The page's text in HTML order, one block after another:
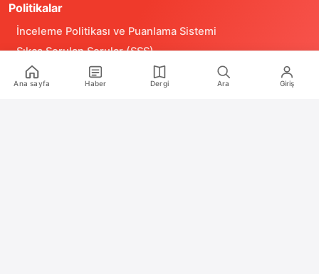
Politikalar
İnceleme Politikası ve Puanlama Sistemi
Sıkça Sorulan Sorular (SSS)
Alıntı ve Yeniden Kullanım Politikası
Ana sayfa Haber Dergi Ara Giriş